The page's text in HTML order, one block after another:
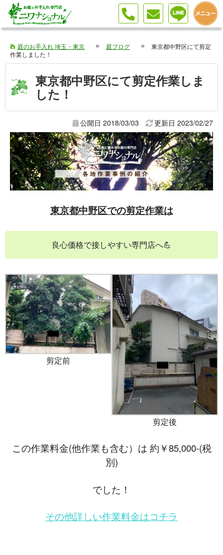
庭のお手入れ 埼玉・東京 庭ブログ
東京都中野区にて剪定
作業しました！
東京都中野区にて剪定作業しま
した！
公開日 2018/03/03 更新日 2023/02/27
東京都中野区での剪定作業は
良心価格で接しやすい専門店へ💪
剪定前
剪定後
この作業料金(他作業も含む）は 約￥85,000-(税
別)
でした！
その他詳しい作業料金はコチラ